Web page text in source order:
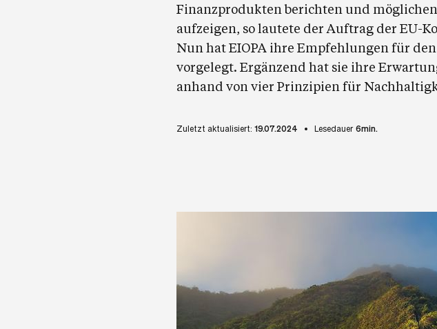
Finanzprodukten berichten und
aufzeigen, so lautete der Auftrag der EU-
Nun hat EIOPA ihre Empfehlungen für
vorgelegt. Ergänzend hat sie ihre
anhand von vier Prinzipien für
Zuletzt aktualisiert: 19.07.2024 Lesedauer 6min.